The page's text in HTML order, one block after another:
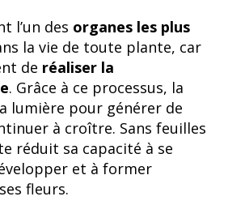
l’un des organes les plus
la vie de toute plante, car
de réaliser la
. Grâce à ce processus, la
lumière pour générer de
à croître. Sans feuilles
réduit sa capacité à se
et à former
fleurs.